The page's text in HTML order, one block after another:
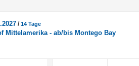
/14 Tage
Mittelamerika - ab/bis Montego Bay